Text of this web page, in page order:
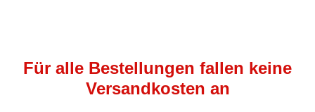
Für alle Bestellungen fallen keine
Versandkosten an